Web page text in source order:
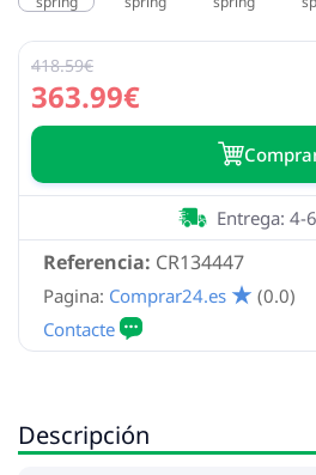
363.99€
418.59€
Referencia: CR134447
Entrega: 4-
Pagina: Comprar24.es (0.0)
Descripción